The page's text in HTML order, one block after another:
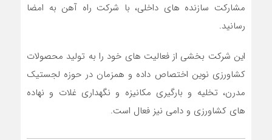
مشارکت سازنده های داخلی، با شرکت راه آهن به امضا
رسانید.
️این شرکت بخشی از فعالیت های خود را به تولید محصولات
کشاورزی نوین اختصاص داده و همزمان در حوزه لجستیک
مدرن، تخلیه و بارگیری مکانیزه و نگهداری غلات و نهاده
های کشاورزی و دامی نیز فعال است.